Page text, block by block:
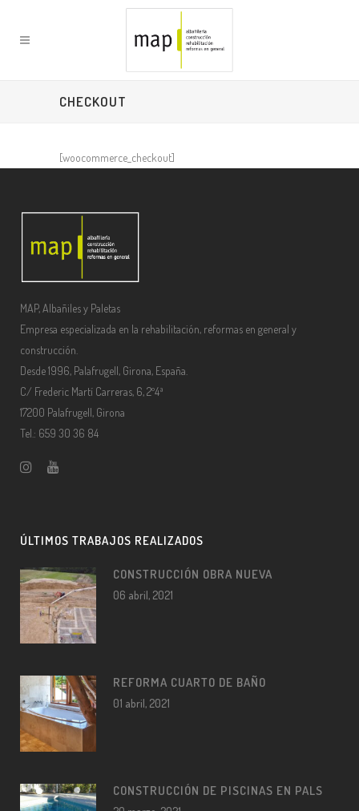
CHECKOUT
[woocommerce_checkout]
MAP, Albañiles y Paletas
Empresa especializada en la rehabilitación, reformas en general y
construcción.
Desde 1996, Palafrugell, Girona, España.
C/ Frederic Martí Carreras, 6, 2º4ª
17200 Palafrugell, Girona
Tel.: 659 30 36 84
ÚLTIMOS TRABAJOS REALIZADOS
CONSTRUCCIÓN OBRA NUEVA
06 abril, 2021
REFORMA CUARTO DE BAÑO
01 abril, 2021
CONSTRUCCIÓN DE PISCINAS EN PALS